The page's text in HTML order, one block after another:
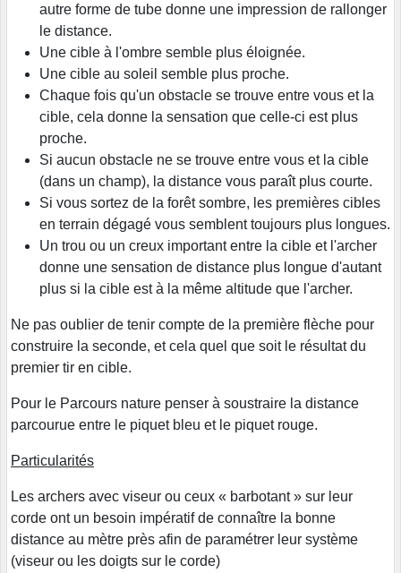
autre forme de tube donne une impression de rallonger
le distance.
Une cible à l'ombre semble plus éloignée.
Une cible au soleil semble plus proche.
Chaque fois qu'un obstacle se trouve entre vous et la
cible, cela donne la sensation que celle-ci est plus
proche.
Si aucun obstacle ne se trouve entre vous et la cible
(dans un champ), la distance vous paraît plus courte.
Si vous sortez de la forêt sombre, les premières cibles
en terrain dégagé vous semblent toujours plus longues.
Un trou ou un creux important entre la cible et l'archer
donne une sensation de distance plus longue d'autant
plus si la cible est à la même altitude que l'archer.
Ne pas oublier de tenir compte de la première flèche pour
construire la seconde, et cela quel que soit le résultat du
premier tir en cible.
Pour le Parcours nature penser à soustraire la distance
parcourue entre le piquet bleu et le piquet rouge.
Particularités
Les archers avec viseur ou ceux « barbotant » sur leur
corde ont un besoin impératif de connaître la bonne
distance au mètre près afin de paramétrer leur système
(viseur ou les doigts sur le corde)